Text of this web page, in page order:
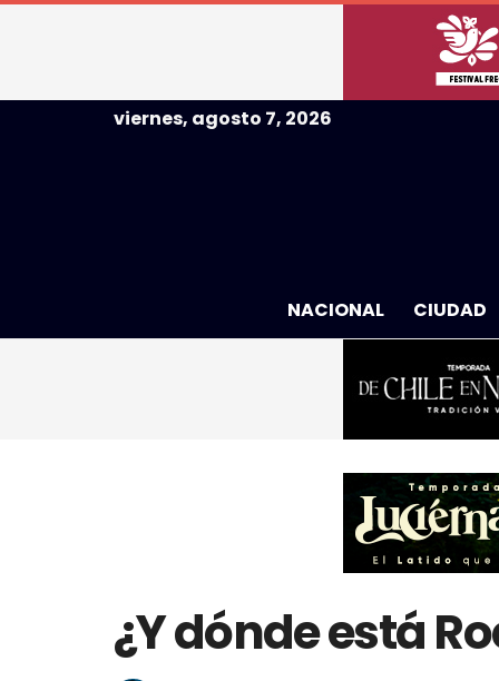
viernes, agosto 7, 2026
NACIONAL CIUDAD
¿Y dónde está